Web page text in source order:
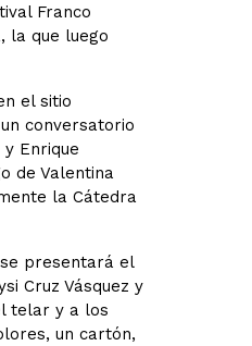
Franco
la que luego
el sitio
conversatorio
Enrique
de Valentina
la Cátedra
presentará el
Cruz Vásquez y
telar y a los
un cartón,